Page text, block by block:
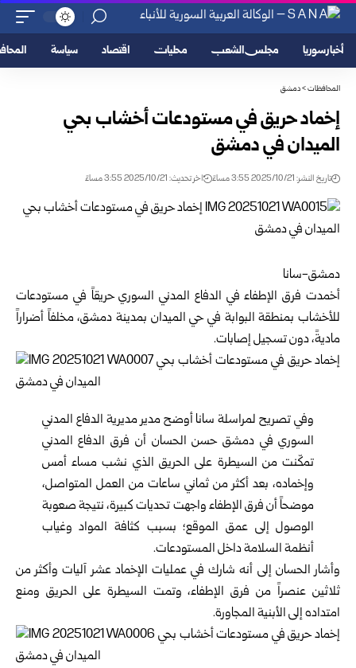
أخبار سوريا مجلس الشعب محليات اقتصاد سياسة
المحافظات>دمشق
إخماد حريق في مستودعات أخشاب بحي
الميدان في دمشق
تاريخ النشر: 2025/10/21 3:55 مساءً اخر تحديث: 2025/10/21 3:55 مساءً
دمشق-سانا
أخمدت فرق الإطفاء في الدفاع المدني السوري حريقاً في مستودعات
للأخشاب بمنطقة البوابة في حي الميدان بمدينة دمشق، مخلفاً أضراراً
ماديةً، دون تسجيل إصابات.
وفي تصريح لمراسلة سانا أوضح مدير مديرية الدفاع المدني
السوري في دمشق حسن الحسان أن فرق الدفاع المدني
تمكّنت من السيطرة على الحريق الذي نشب مساء أمس
وإخماده، بعد أكثر من ثماني ساعات من العمل المتواصل،
موضحاً أن فرق الإطفاء واجهت تحديات كبيرة، نتيجة صعوبة
الوصول إلى عمق الموقع؛ بسبب كثافة المواد وغياب
أنظمة السلامة داخل المستودعات.
وأشار الحسان إلى أنه شارك في عمليات الإخماد عشر آليات وأكثر من
ثلاثين عنصراً من فرق الإطفاء، وتمت السيطرة على الحريق ومنع
امتداده إلى الأبنية المجاورة.